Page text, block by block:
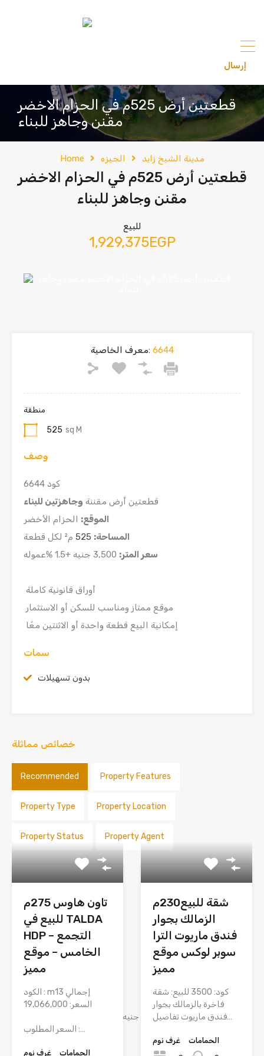
إرسال
قطعتين أرض 525م في الحزام الاخضر
مقنن وجاهز للبناء
Home الجيزه مدينة الشيخ زايد
قطعتين أرض 525م في الحزام الاخضر
مقنن وجاهز للبناء
للبيع
1,929,375EGP
معرف الخاصية:6644
منطقة
525 sq M
وصف
كود 6644
قطعتين أرض مقننة وجاهزتين للبناء
الموقع: الحزام الأخضر
المساحة: 525 م² لكل قطعة
سعر المتر:
أوراق قانونية كاملة
موقع ممتاز ومناسب للسكن أو الاستثمار
إمكانية البيع قطعة واحدة أو الاثنتين معًا
سمات
بدون تسهيلات
خصائص مماثلة
Recommended Property Features
Property Type Property Location
Property Status Property Agent
تاون هاوس 275م
للبيع في TALDA
HDP – التجمع
الخامس – موقع
مميز
الكود : m13 إجمالي
السعر: 19,066,000
جنيه
السعر المطلوب :…
غرف نوم الحمامات
شقة للبيع230م
الزمالك بجوار
فندق ماريوت الترا
سوبر لوكس موقع
مميز
كود: 3500 للبيع: شقة
فاخرة بالزمالك بجوار
فندق ماريوت تفاصيل…
غرف نوم
الحمامات